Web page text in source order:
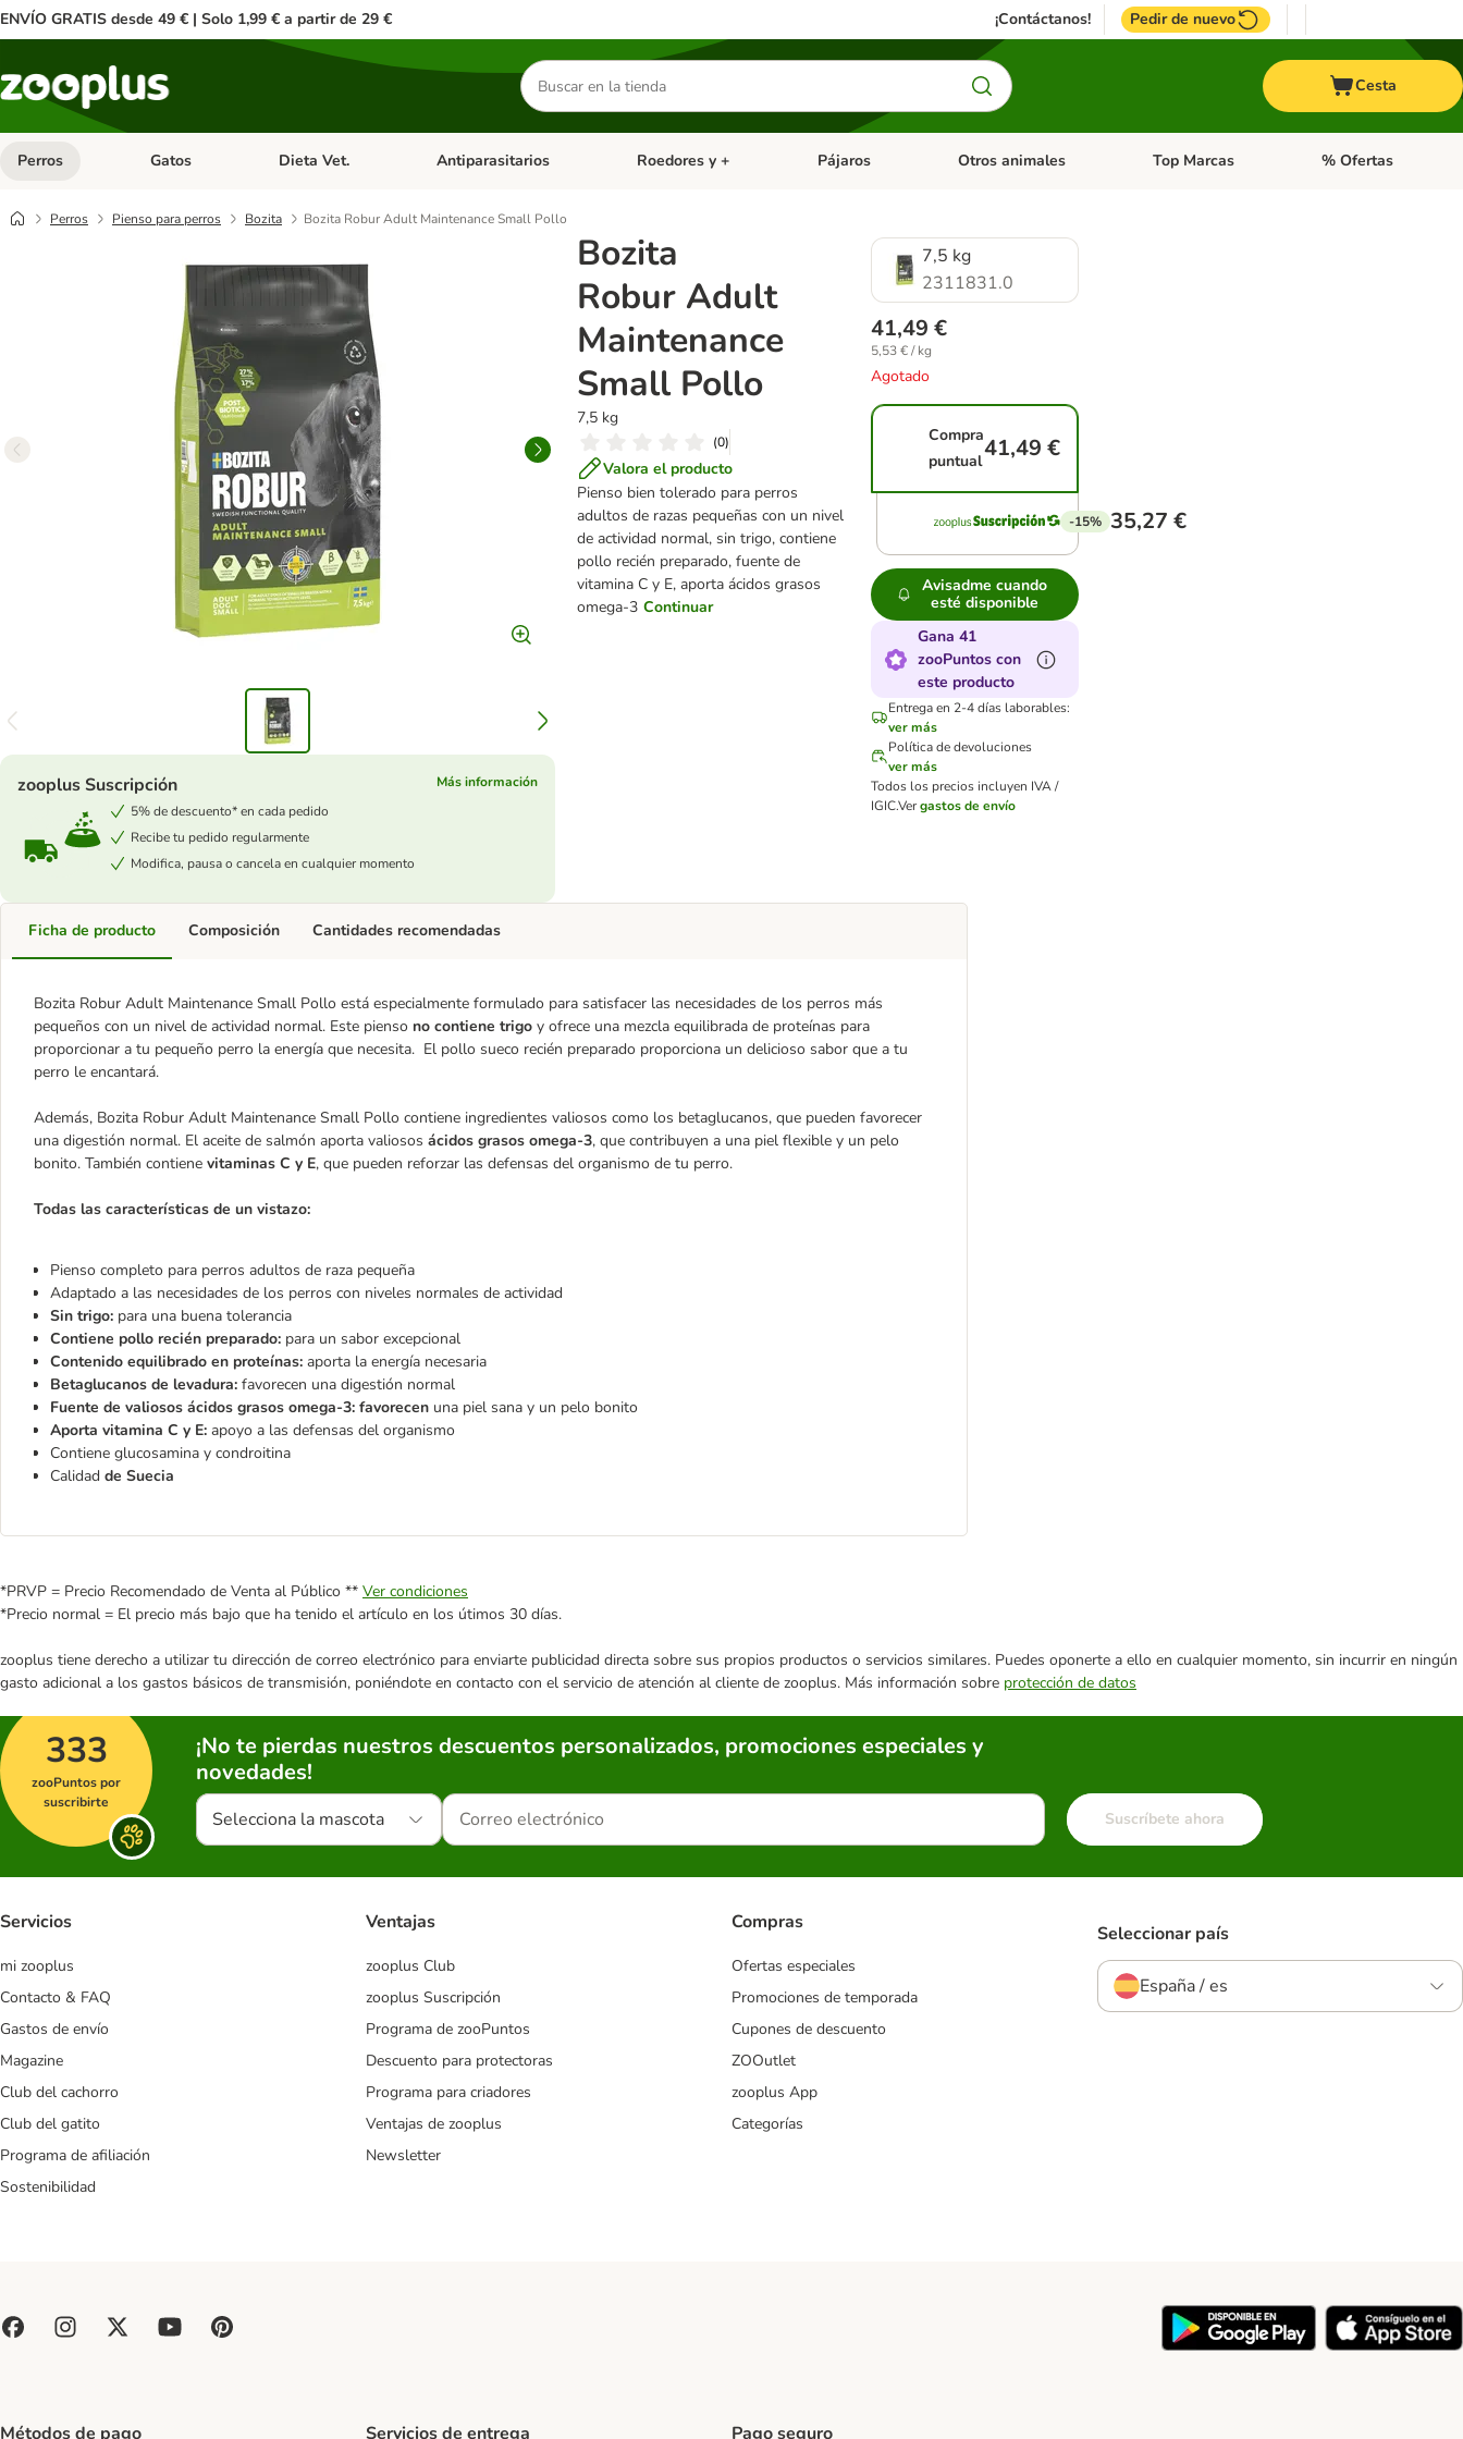
ENVÍO GRATIS desde 49 € | Solo 1,99 € a partir de 29 € ¡Contáctanos! Pedir de nuevo
Buscar
productos
Cesta
Perros Menú de categoria abierto: Perros
Gatos Menú de categoria abierto: Gatos
Dieta Vet. Menú de categoria abierto: Dieta Vet.
Antiparasitarios Menú de categoria abierto: Antiparasitarios
Roedores y + Menú de categoria abierto: Roedores y +
Pájaros Menú de categoria abierto: Pájaros
Otros animales Menú de categoria abierto: Otros animales
Top Marcas Menú de categoria
% Ofertas
Perros Pienso para perros Bozita Bozita Robur Adult Maintenance Small Pollo
Bozita
Robur Adult
Maintenance
Small Pollo
7,5 kg
(0)
Valora el producto
Pienso bien tolerado para perros
adultos de razas pequeñas con un nivel
de actividad normal, sin trigo, contiene
pollo recién preparado, fuente de
vitamina C y E, aporta ácidos grasos
omega-3 Continuar
zooplus Suscripción
Más información
5% de descuento* en cada pedido
Recibe tu pedido regularmente
Modifica, pausa o cancela en cualquier momento
7,5 kg
2311831.0
41,49 €
5,53 € / kg
Agotado
Compra
puntual41,49 €
-15% 35,27 €
Avisadme cuando
esté disponible
Gana 41
zooPuntos con
este producto
Entrega en 2-4 días laborables:
ver más
Política de devoluciones
ver más
Todos los precios incluyen IVA /
IGIC.Vergastos de envío
Ficha de producto
Bozita Robur Adult Maintenance Small Pollo está especialmente formulado para satisfacer las necesidades de los perros más
pequeños con un nivel de actividad normal. Este pienso no contiene trigo y ofrece una mezcla equilibrada de proteínas para
proporcionar a tu pequeño perro la energía que necesita. El pollo sueco recién preparado proporciona un delicioso sabor que a tu
perro le encantará.
Además, Bozita Robur Adult Maintenance Small Pollo contiene ingredientes valiosos como los betaglucanos, que pueden favorecer
una digestión normal. El aceite de salmón aporta valiosos ácidos grasos omega-3, que contribuyen a una piel flexible y un pelo
bonito. También contiene vitaminas C y E, que pueden reforzar las defensas del organismo de tu perro.
Todas las características de un vistazo:
Pienso completo para perros adultos de raza pequeña
Adaptado a las necesidades de los perros con niveles normales de actividad
Sin trigo: para una buena tolerancia
Contiene pollo recién preparado: para un sabor excepcional
Contenido equilibrado en proteínas: aporta la energía necesaria
Betaglucanos de levadura: favorecen una digestión normal
Fuente de valiosos ácidos grasos omega-3: favorecen una piel sana y un pelo bonito
Aporta vitamina C y E: apoyo a las defensas del organismo
Contiene glucosamina y condroitina
Calidad de Suecia
Composición Cantidades recomendadas
*PRVP = Precio Recomendado de Venta al Público ** Ver condiciones
*Precio normal = El precio más bajo que ha tenido el artículo en los útimos 30 días.
zooplus tiene derecho a utilizar tu dirección de correo electrónico para enviarte publicidad directa sobre sus propios productos o servicios similares. Puedes oponerte a ello en cualquier momento, sin incurrir en ningún
gasto adicional a los gastos básicos de transmisión, poniéndote en contacto con el servicio de atención al cliente de zooplus. Más información sobre protección de datos
333
zooPuntos por
suscribirte
¡No te pierdas nuestros descuentos personalizados, promociones especiales y
novedades!
Selecciona la mascota Suscríbete ahora
Servicios
mi zooplus
Contacto & FAQ
Gastos de envío
Magazine
Club del cachorro
Club del gatito
Programa de afiliación
Sostenibilidad
Ventajas
zooplus Club
zooplus Suscripción
Programa de zooPuntos
Descuento para protectoras
Programa para criadores
Ventajas de zooplus
Newsletter
Compras
Ofertas especiales
Promociones de temporada
Cupones de descuento
ZOOutlet
zooplus App
Categorías
Seleccionar país
España / es
Métodos de pago Servicios de entrega Pago seguro